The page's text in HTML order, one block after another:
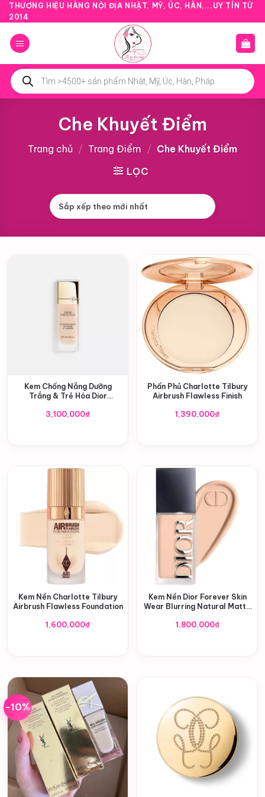
Bỏ
qua
nội
dung
THƯƠNG HIỆU HÀNG NỘI ĐỊA NHẬT, MỸ, ÚC, HÀN,...UY TÍN TỪ
2014
Tìm
kiếm
sản
phẩm
Che Khuyết Điểm
Trang chủ / Trang Điểm / Che Khuyết Điểm
LỌC
Kem Chống Nắng Dưỡng
Trắng & Trẻ Hóa Dior
Jeunesse et Lumière SPF 50+
3,100,000₫
Phấn Phủ Charlotte Tilbury
Airbrush Flawless Finish
1,390,000₫
Kem Nền Charlotte Tilbury
Airbrush Flawless Foundation
1,600,000₫
Kem Nền Dior Forever Skin
Wear Blurring Natural Matte
1,800,000₫
-10%